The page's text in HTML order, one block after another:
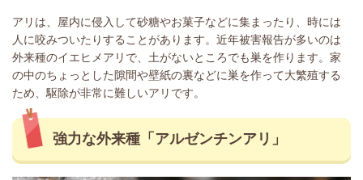
アリは、屋内に侵入して砂糖やお菓子などに集まったり、時には
人に咬みついたりすることがあります。近年被害報告が多いのは
外来種のイエヒメアリで、土がないところでも巣を作ります。家
の中のちょっとした隙間や壁紙の裏などに巣を作って大繁殖する
ため、駆除が非常に難しいアリです。
強力な外来種「アルゼンチンアリ」